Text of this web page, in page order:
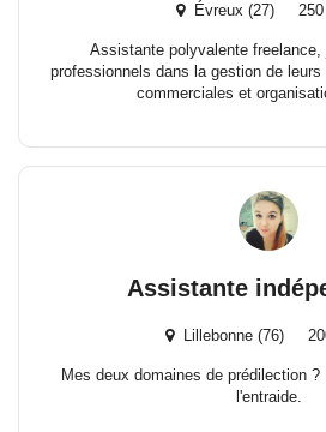
Évreux (27) 250
Assistante polyvalente freelance,
professionnels dans la gestion de
commerciales et
Assistante
Lillebonne (76)
Mes deux domaines de prédilection
l'entraide.